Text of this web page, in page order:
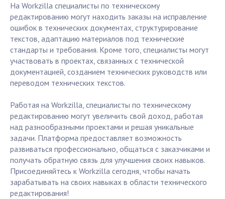
На Workzilla специалисты по техническому
редактированию могут находить заказы на исправление
ошибок в технических документах, структурирование
текстов, адаптацию материалов под технические
стандарты и требования. Кроме того, специалисты могут
участвовать в проектах, связанных с технической
документацией, созданием технических руководств или
переводом технических текстов.
Работая на Workzilla, специалисты по техническому
редактированию могут увеличить свой доход, работая
над разнообразными проектами и решая уникальные
задачи. Платформа предоставляет возможность
развиваться профессионально, общаться с заказчиками и
получать обратную связь для улучшения своих навыков.
Присоединяйтесь к Workzilla сегодня, чтобы начать
зарабатывать на своих навыках в области технического
редактирования!